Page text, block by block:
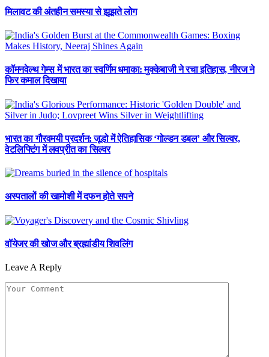
मिलावट की अंतहीन समस्या से झूझते लोग
कॉमनवेल्थ गेम्स में भारत का स्वर्णिम धमाका: मुक्केबाजी ने रचा इतिहास, नीरज ने
फिर कमाल दिखाया
भारत का गौरवमयी प्रदर्शन: जूडो में ऐतिहासिक ‘गोल्डन डबल’ और सिल्वर,
वेटलिफ्टिंग में लवप्रीत का सिल्वर
अस्पतालों की खामोशी में दफन होते सपने
वॉयेजर की खोज और ब्रह्मांडीय शिवलिंग
Leave A Reply